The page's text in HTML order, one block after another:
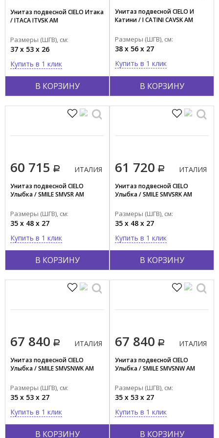
Коричневый
Показать все
Тип поверхности
Глянцевый
Матовый
Фарфор
Фарфор/ пластик
Фаянс/пластик
Фаянс/пластик/металл
Форма
Полукруглая
Современный
ИТАЛИЯ
ФРАНЦИЯ
ЯПОНИЯ
В КОРЗИНУ
Унитаз подвесной CIELO Итака
/ ITACA ITVSK AM
Размеры (ШГВ), см:
37 x 53 x 26
Купить в 1 клик
В КОРЗИНУ
Унитаз подвесной CIELO И
Катини / I CATINI CAVSK AM
Размеры (ШГВ), см:
38 x 56 x 27
Купить в 1 клик
60 715
В КОРЗИНУ
ИТАЛИЯ
Унитаз подвесной CIELO
Улыбка / SMILE SMVSR AM
Размеры (ШГВ), см:
35 x 48 x 27
Купить в 1 клик
61 720
В КОРЗИНУ
ИТАЛИЯ
Унитаз подвесной CIELO
Улыбка / SMILE SMVSRK AM
Размеры (ШГВ), см:
35 x 48 x 27
Купить в 1 клик
67 840
В КОРЗИНУ
ИТАЛИЯ
Унитаз подвесной CIELO
Улыбка / SMILE SMVSNWK AM
Размеры (ШГВ), см:
35 x 53 x 27
Купить в 1 клик
67 840
В КОРЗИНУ
ИТАЛИЯ
Унитаз подвесной CIELO
Улыбка / SMILE SMVSNW AM
Размеры (ШГВ), см:
35 x 53 x 27
Купить в 1 клик